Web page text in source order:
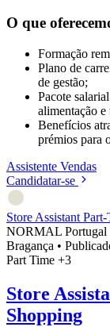
O que
Formação
Plano de
de gestão;
Pacote
alimentação e
Benefícios
prémios para
Assistente Vendas
Candidatar-se
Store Assistant
NORMAL Portugal
Bragança •
Part Time +3
Store
Shopping